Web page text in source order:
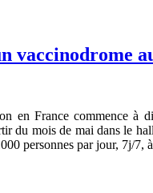
vaccinodrome
en France commence à
du mois de mai dans le
personnes par jour, 7j/7,